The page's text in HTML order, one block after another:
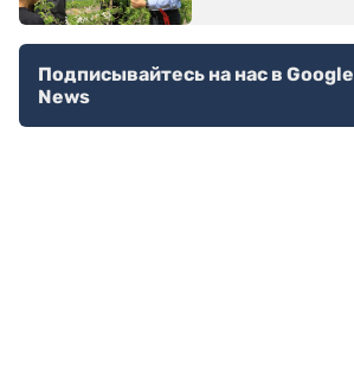
Подписывайтесь на нас в Google
News